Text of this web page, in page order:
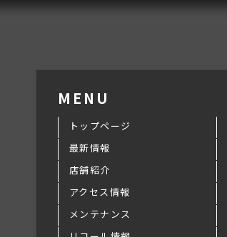
MENU
トップページ
最新情報
店舗紹介
アクセス情報
メンテナンス